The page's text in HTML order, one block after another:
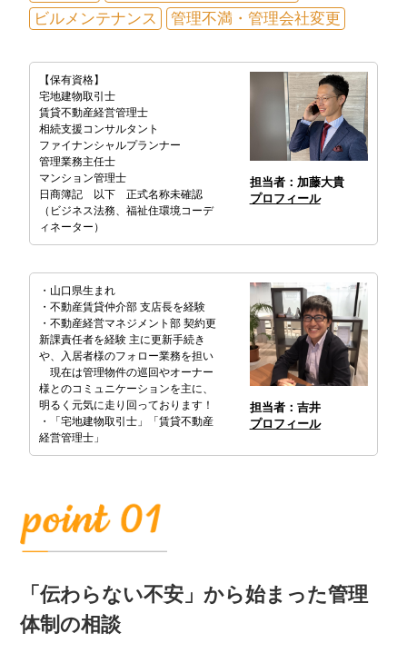
ビルメンテナンス
管理不満・管理会社変更
【保有資格】
宅地建物取引士
賃貸不動産経営管理士
相続支援コンサルタント
ファイナンシャルプランナー
管理業務主任士
マンション管理士
日商簿記 以下 正式名称未確認
（ビジネス法務、福祉住環境コーデ
ィネーター）
担当者：加藤大貴
プロフィール
・山口県生まれ
・不動産賃貸仲介部 支店長を経験
・不動産経営マネジメント部 契約更
新課責任者を経験 主に更新手続き
や、入居者様のフォロー業務を担い
現在は管理物件の巡回やオーナー
様とのコミュニケーションを主に、
明るく元気に走り回っております！
・「宅地建物取引士」「賃貸不動産
経営管理士」
担当者：吉井
プロフィール
「伝わらない不安」から始まった管理
体制の相談